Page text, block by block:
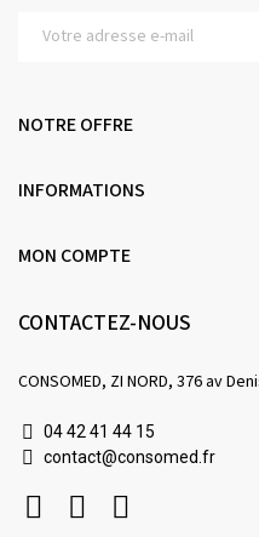
NOTRE OFFRE
INFORMATIONS
MON COMPTE
CONTACTEZ-NOUS
CONSOMED, ZI NORD, 376 av
04 42 41 44 15
contact@consomed.fr